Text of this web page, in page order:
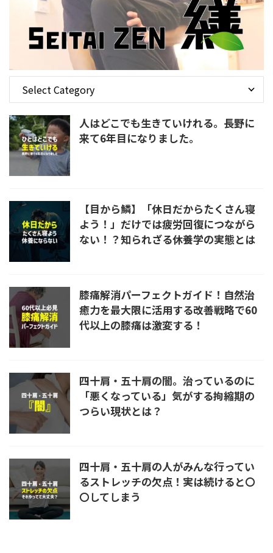
人はどこでも生きていけれる。長野に
来て6年目になりました。
【目から鱗】「休日だからたくさん寝
よう！」だけでは疲労回復につながら
ない！？知られざる休養学の実態とは
膝痛解消パーフェクトガイド！自然治
癒力を最大限に活用する改善戦略で60
代以上の膝痛は激変する！
四十肩・五十肩の闇。治っているのに
「悪くなっている」気がする拘縮期の
つらい現状とは？
四十肩・五十肩の人がみんな行ってい
るストレッチの欠点！実は続けると〇
〇してしまう